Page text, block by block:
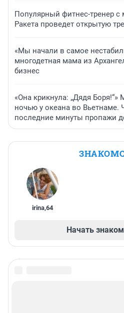
Популярный фитнес-тренер
Ракета проведет открытую
«Мы начали в самое
многодетная мама из
бизнес
«Она крикнула: „Дядя Боря!“»
ночью у океана во Вьетнаме.
последние минуты пропажи
irina,64
Начать